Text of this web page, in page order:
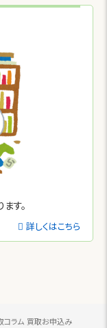
す。
詳しくはこちら
コラム 買取お申込み